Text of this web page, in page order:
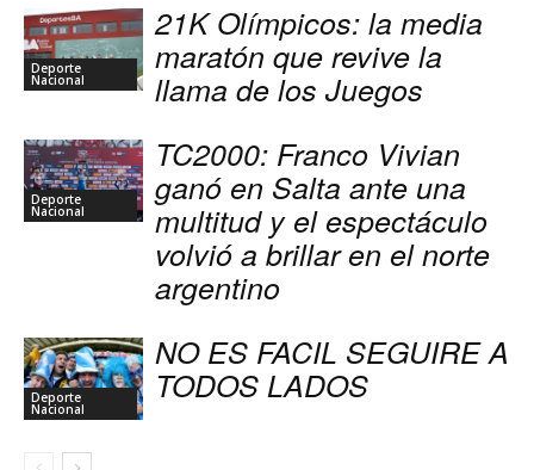
Deporte
Nacional
21K Olímpicos: la media
maratón que revive la
llama de los Juegos
Deporte
Nacional
TC2000: Franco Vivian
ganó en Salta ante una
multitud y el espectáculo
volvió a brillar en el norte
argentino
Deporte
Nacional
NO ES FACIL SEGUIRE A
TODOS LADOS